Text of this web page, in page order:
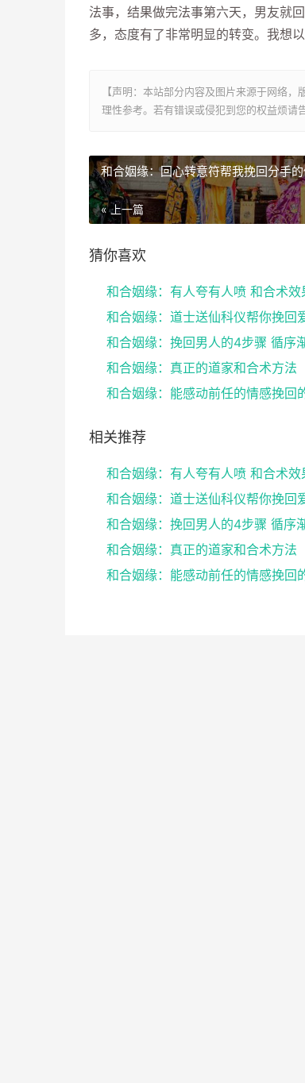
法事，结果做完法事第六天，男友就
多，态度有了非常明显的转变。我想
【声明：本站部分内容及图片来源于网络
理性参考。若有错误或侵犯到您的权益烦请
和合姻缘：回心转意符帮我挽回分手
« 上一篇
猜你喜欢
和合姻缘：有人夸有人喷 和合术效
和合姻缘：挽回男人的4步骤 循序
和合姻缘：真正的道家和合术方法
和合姻缘：能感动前任的情感挽回
相关推荐
和合姻缘：有人夸有人喷 和合术效
和合姻缘：挽回男人的4步骤 循序
和合姻缘：真正的道家和合术方法
和合姻缘：能感动前任的情感挽回